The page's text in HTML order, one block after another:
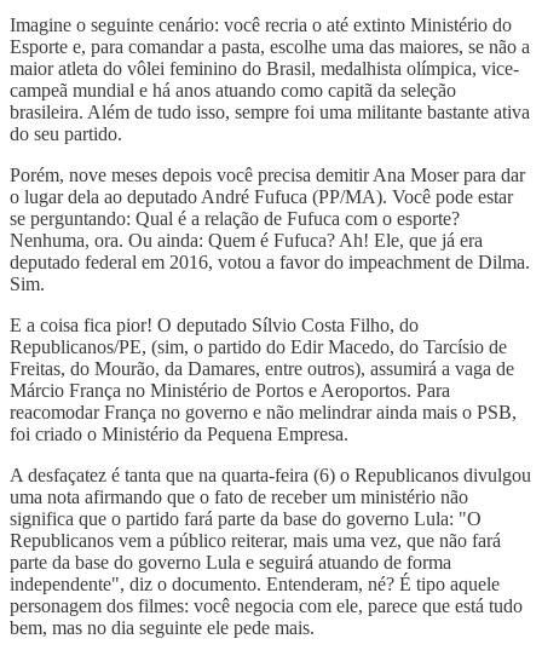
Imagine o seguinte cenário: você recria o até extinto Ministério do
Esporte e, para comandar a pasta, escolhe uma das maiores, se não a
maior atleta do vôlei feminino do Brasil, medalhista olímpica, vice-
campeã mundial e há anos atuando como capitã da seleção
brasileira. Além de tudo isso, sempre foi uma militante bastante ativa
do seu partido.
Porém, nove meses depois você precisa demitir Ana Moser para dar
o lugar dela ao deputado André Fufuca (PP/MA). Você pode estar
se perguntando: Qual é a relação de Fufuca com o esporte?
Nenhuma, ora. Ou ainda: Quem é Fufuca? Ah! Ele, que já era
deputado federal em 2016, votou a favor do impeachment de Dilma.
Sim.
E a coisa fica pior! O deputado Sílvio Costa Filho, do
Republicanos/PE, (sim, o partido do Edir Macedo, do Tarcísio de
Freitas, do Mourão, da Damares, entre outros), assumirá a vaga de
Márcio França no Ministério de Portos e Aeroportos. Para
reacomodar França no governo e não melindrar ainda mais o PSB,
foi criado o Ministério da Pequena Empresa.
A desfaçatez é tanta que na quarta-feira (6) o Republicanos divulgou
uma nota afirmando que o fato de receber um ministério não
significa que o partido fará parte da base do governo Lula: "O
Republicanos vem a público reiterar, mais uma vez, que não fará
parte da base do governo Lula e seguirá atuando de forma
independente", diz o documento. Entenderam, né? É tipo aquele
personagem dos filmes: você negocia com ele, parece que está tudo
bem, mas no dia seguinte ele pede mais.